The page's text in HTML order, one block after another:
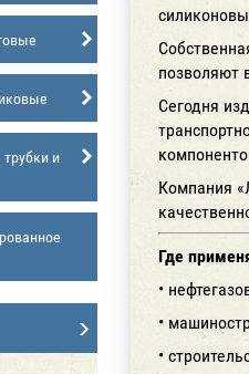
и
позволяют
Сегодня
Компания
Где
•
•
•